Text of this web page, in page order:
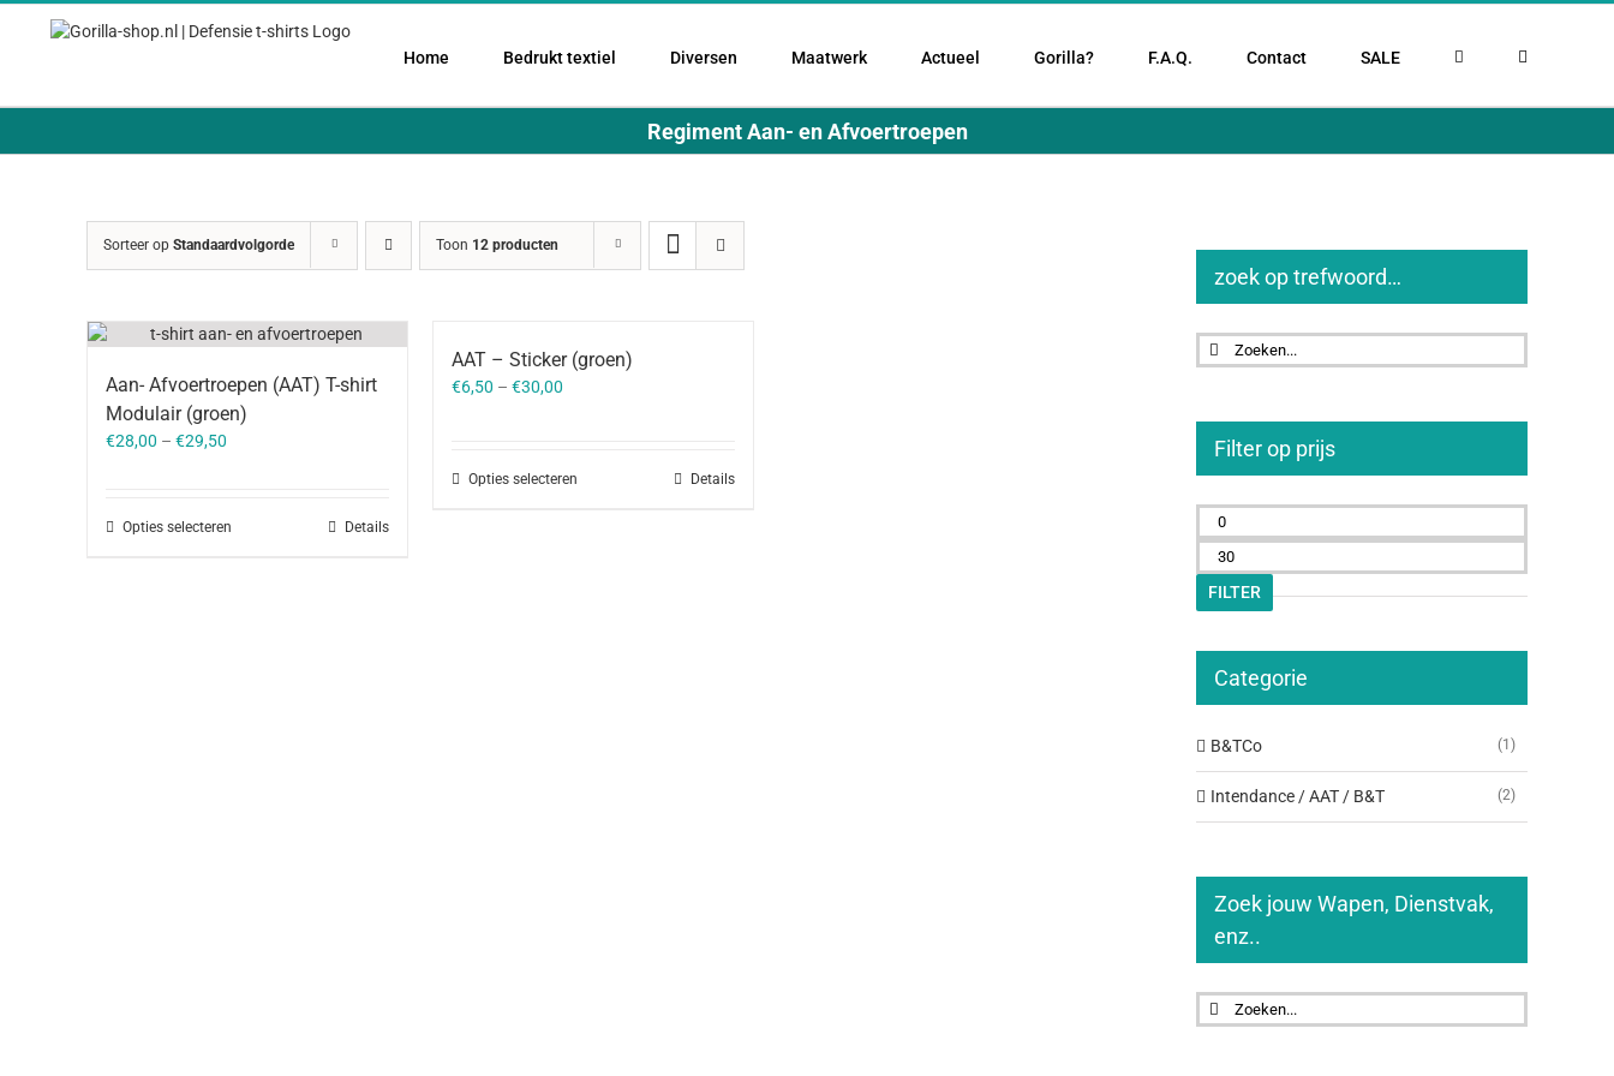
Ga
Home Bedrukt textiel Diversen Maatwerk Actueel Gorilla? F.A.Q. Contact SALE
Regiment Aan- en Afvoertroepen
Sorteer op Standaardvolgorde Toon 12 producten
Aan- Afvoertroepen (AAT) T-shirt
Modulair (groen)
€28,00 – €29,50
Opties selecteren Details
AAT – Sticker (groen)
€6,50 – €30,00
Opties selecteren Details
zoek op trefwoord…
Zoeken
naar:
Filter op prijs
Min.
prijs
Max.
prijs
FILTER
Categorie
B&TCo (1)
Intendance / AAT / B&T (2)
Zoek jouw Wapen, Dienstvak,
enz..
Zoeken
naar: